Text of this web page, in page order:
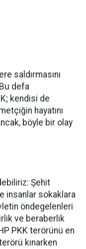
saldırmasını
defa
kendisi de
hayatını
böyle bir olay
Şehit
insanlar sokaklara
öndegelenleri
ve beraberlik
PKK terörünü en
kınarken